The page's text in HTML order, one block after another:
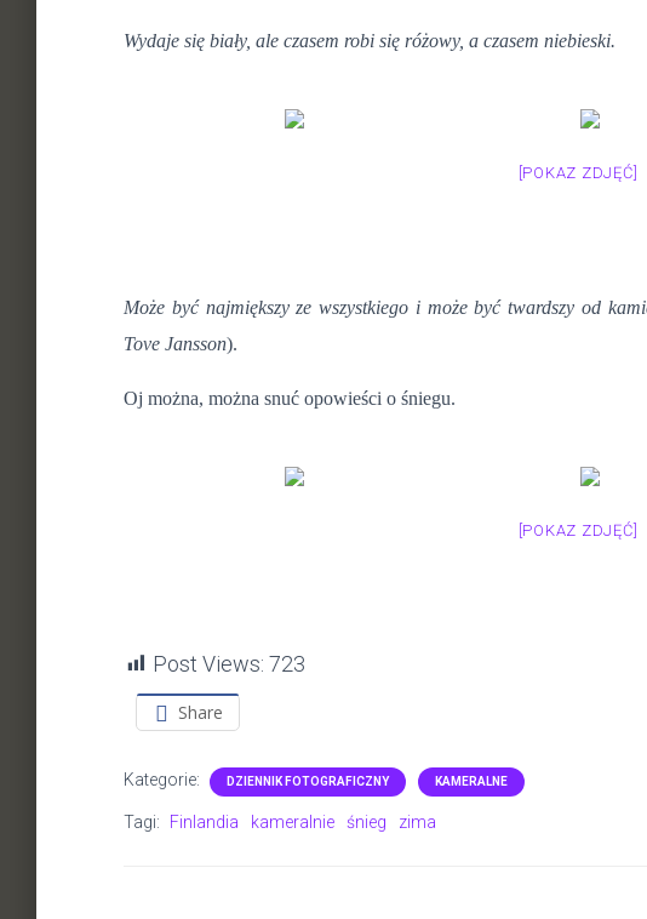
Wydaje się biały, ale czasem robi się różowy, a czasem niebieski.
[POKAZ ZDJĘĆ]
Może być najmiększy ze wszystkiego i może byćtwardszy od
Tove Jansson).
Oj można, można snuć opowieści o śniegu.
[POKAZ ZDJĘĆ]
Post Views: 723
Share
Kategorie: DZIENNIK FOTOGRAFICZNY KAMERALNE
Tagi: Finlandia kameralnie śnieg zima